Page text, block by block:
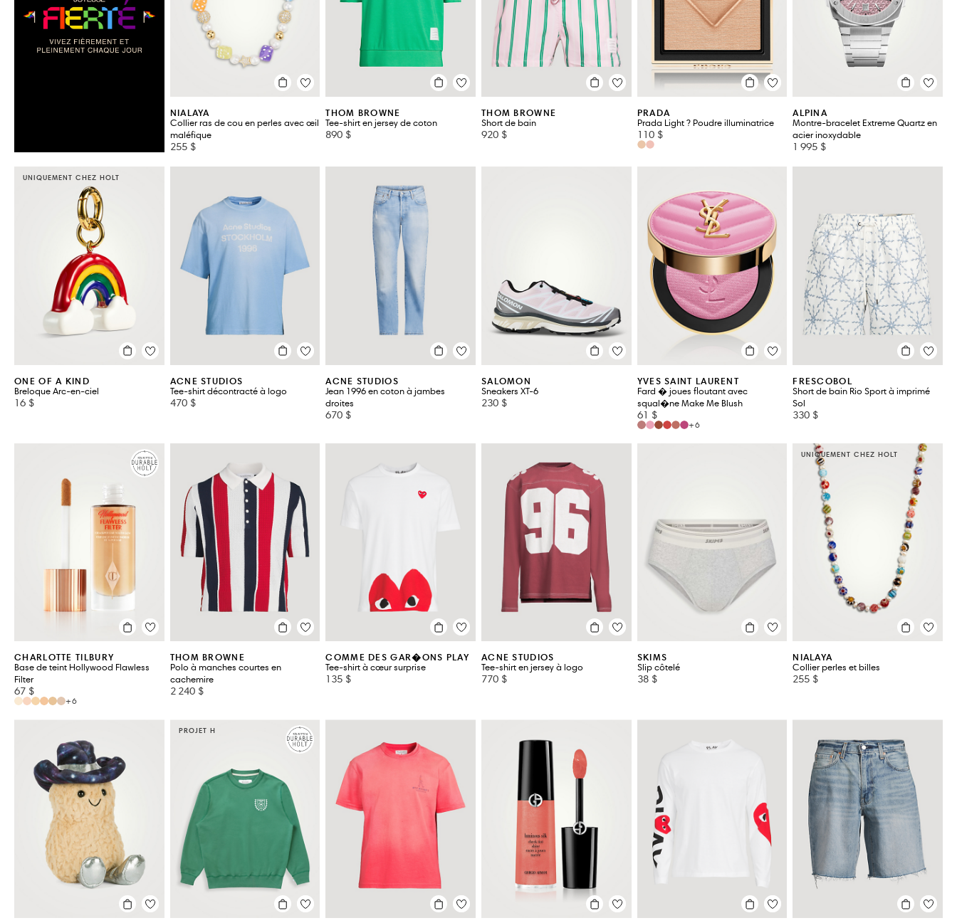
AMI PARIS
AMIRI
ARC'TERYX
BURBERRY
BYREDO
CANADA GOOSE
DAVID YURMAN
DIOR
ETON
FEAR OF GOD ESSENTIALS
FREDERIQUE CONSTANT
GOLDEN GOOSE
GUCCI
GUERLAIN
JOHN HARDY
KITON
LEVI'S
NIALAYA
Collier ras de cou en perles avec œil
maléfique
255 $
THOM BROWNE
Tee-shirt en jersey de coton
890 $
THOM BROWNE
Short de bain
920 $
PRADA
Prada Light ? Poudre illuminatrice
110 $
ALPINA
Montre-bracelet Extreme Quartz en
acier inoxydable
1 995 $
UNIQUEMENT CHEZ HOLT
ONE OF A KIND
Breloque Arc-en-ciel
16 $
ACNE STUDIOS
Tee-shirt décontracté à logo
470 $
ACNE STUDIOS
Jean 1996 en coton à jambes
droites
670 $
SALOMON
Sneakers XT-6
230 $
YVES SAINT LAURENT
Fard � joues floutant avec
squal�ne Make Me Blush
61 $
+6
FRESCOBOL
Short de bain Rio Sport à imprimé
Sol
330 $
CHARLOTTE TILBURY
Base de teint Hollywood Flawless
Filter
67 $
+6
THOM BROWNE
Polo à manches courtes en
cachemire
2 240 $
COMME DES GAR�ONS PLAY
Tee-shirt à cœur surprise
135 $
ACNE STUDIOS
Tee-shirt en jersey à logo
770 $
SKIMS
Slip côtelé
38 $
UNIQUEMENT CHEZ HOLT
NIALAYA
Collier perles et billes
255 $
PROJET H